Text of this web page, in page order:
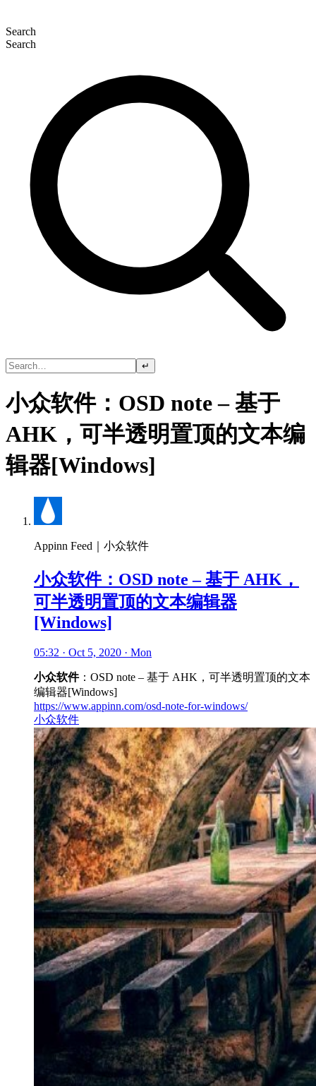
Search
Search
↵
小众软件：OSD note – 基于
AHK，可半透明置顶的文本编
辑器[Windows]
Appinn Feed｜小众软件
小众软件：OSD note – 基于 AHK，
可半透明置顶的文本编辑器
[Windows]
05:32 · Oct 5, 2020 · Mon
小众软件：OSD note – 基于 AHK，可半透明置顶的文本
编辑器[Windows]
https://www.appinn.com/osd-note-for-windows/
小众软件